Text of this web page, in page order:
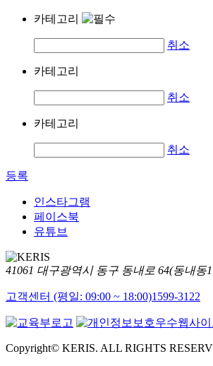
카테고리
취소
카테고리
취소
카테고리
취소
등록
인스타그램
페이스북
유튜브
41061 대구광역시 동구 동내로 64(동내동
고객센터 (평일: 09:00 ~ 18:00)1599-3122
Copyright© KERIS. ALL RIGHTS